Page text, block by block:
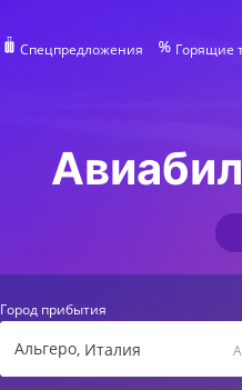
Спецпредложения Горящие
Город прибытия
Альгеро, Италия